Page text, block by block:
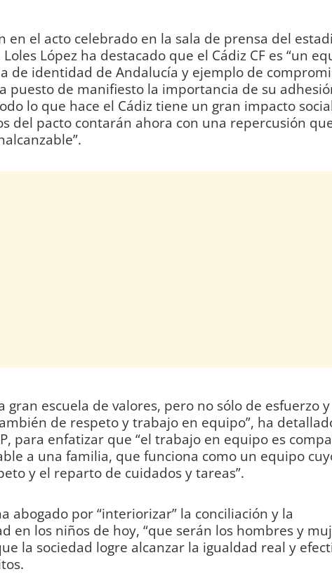
en el acto celebrado en la sala de prensa del
López ha destacado que el Cádiz CF es “un
de identidad de Andalucía y ejemplo de
puesto de manifiesto la importancia de su
lo que hace el Cádiz tiene un gran impacto
del pacto contarán ahora con una repercusión
gran escuela de valores, pero no sólo de esfuerzo y
de respeto y trabajo en equipo”, ha
para enfatizar que “el trabajo en equipo es
a una familia, que funciona como un equipo
y el reparto de cuidados y tareas”.
abogado por “interiorizar” la conciliación y la
en los niños de hoy, “que serán los hombres y
la sociedad logre alcanzar la igualdad real y